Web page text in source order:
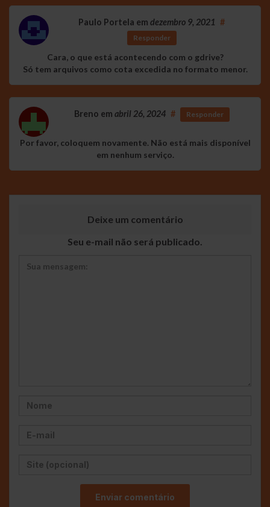
Paulo Portela em dezembro 9, 2021 #
Responder
Cara, o que está acontecendo com o gdrive?
Só tem arquivos como cota excedida no formato menor.
Breno em abril 26, 2024 # Responder
Por favor, coloquem novamente. Não está mais disponível
em nenhum serviço.
Deixe um comentário
Seu e-mail não será publicado.